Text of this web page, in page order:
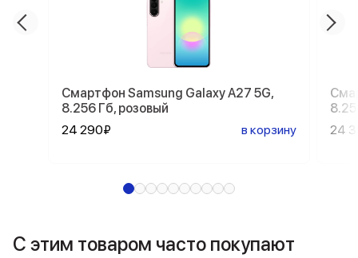
Смартфон Samsung Galaxy A27 5G,
8.256 Гб, розовый
24 290₽
в корзину
24
С этим товаром часто покупают